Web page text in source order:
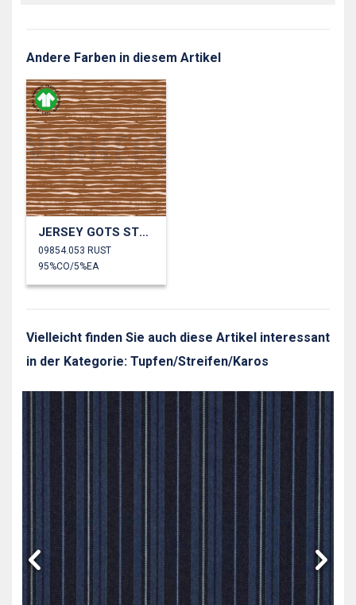
Andere Farben in diesem Artikel
JERSEY GOTS STREIFEN
09854.053 RUST
95%CO/5%EA
Vielleicht finden Sie auch diese Artikel interessant
in der Kategorie: Tupfen/Streifen/Karos